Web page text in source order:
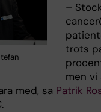
–
trots
men vi
med, sa Patrik